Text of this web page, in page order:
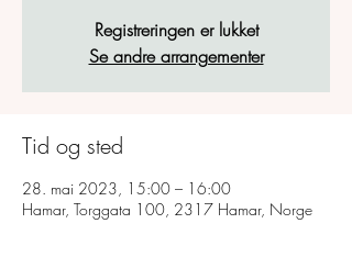
Registreringen er lukket
Se andre arrangementer
Tid og sted
28. mai 2023, 15:00 – 16:00
Hamar, Torggata 100, 2317 Hamar, Norge